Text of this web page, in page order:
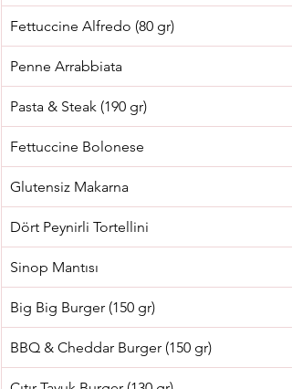
Fettuccine Alfredo (80 gr)
Penne Arrabbiata
Pasta & Steak (190 gr)
Fettuccine Bolonese
Glutensiz Makarna
Dört Peynirli Tortellini
Sinop Mantısı
Big Big Burger (150 gr)
BBQ & Cheddar Burger (150 gr)